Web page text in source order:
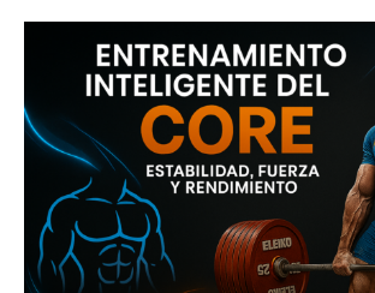
Clave
de
Estabilidad